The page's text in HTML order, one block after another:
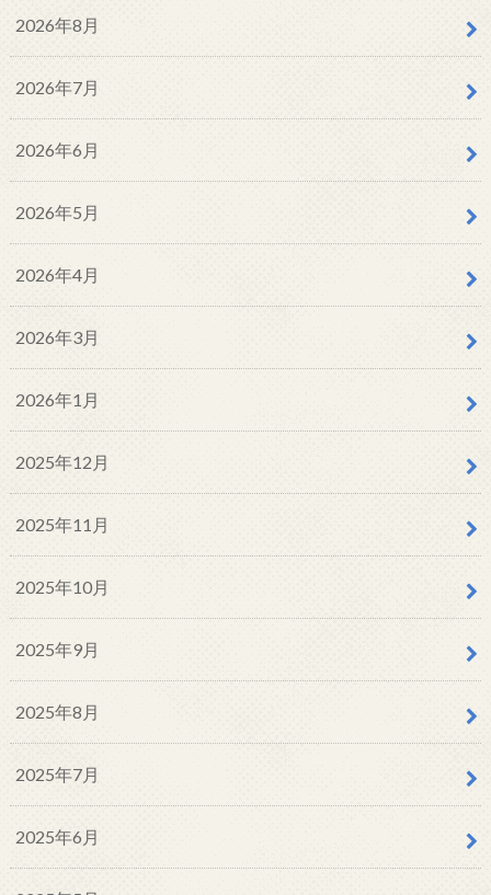
2026年8月
2026年7月
2026年6月
2026年5月
2026年4月
2026年3月
2026年1月
2025年12月
2025年11月
2025年10月
2025年9月
2025年8月
2025年7月
2025年6月